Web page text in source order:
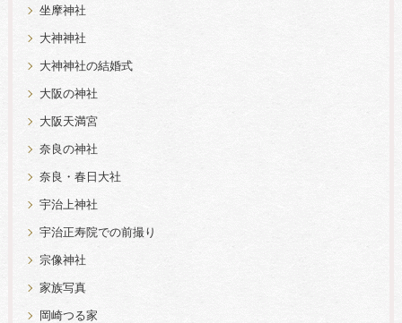
坐摩神社
大神神社
大神神社の結婚式
大阪の神社
大阪天満宮
奈良の神社
奈良・春日大社
宇治上神社
宇治正寿院での前撮り
宗像神社
家族写真
岡崎つる家